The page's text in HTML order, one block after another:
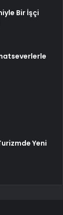
Bir İşçi
Yeni